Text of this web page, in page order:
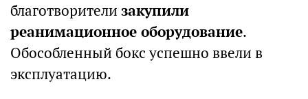
благотворители закупили
реанимационное оборудование.
Обособленный бокс успешно ввели в
эксплуатацию.